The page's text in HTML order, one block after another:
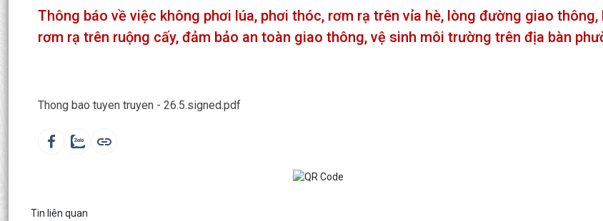
Thông báo về việc không phơi lúa, phơi thóc, rơm rạ trên vỉa hè, lòng đường giao
rơm rạ trên ruộng cấy, đảm bảo an toàn giao thông, vệ sinh môi trường trên địa bàn
Thong bao tuyen truyen - 26.5.signed.pdf
Tin liên quan